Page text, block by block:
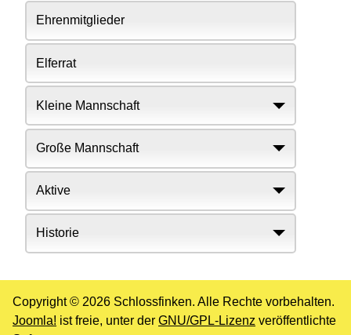
Ehrenmitglieder
Elferrat
Kleine Mannschaft
Große Mannschaft
Aktive
Historie
Copyright © 2026 Schlossfinken. Alle Rechte vorbehalten.
Joomla! ist freie, unter der GNU/GPL-Lizenz veröffentlichte